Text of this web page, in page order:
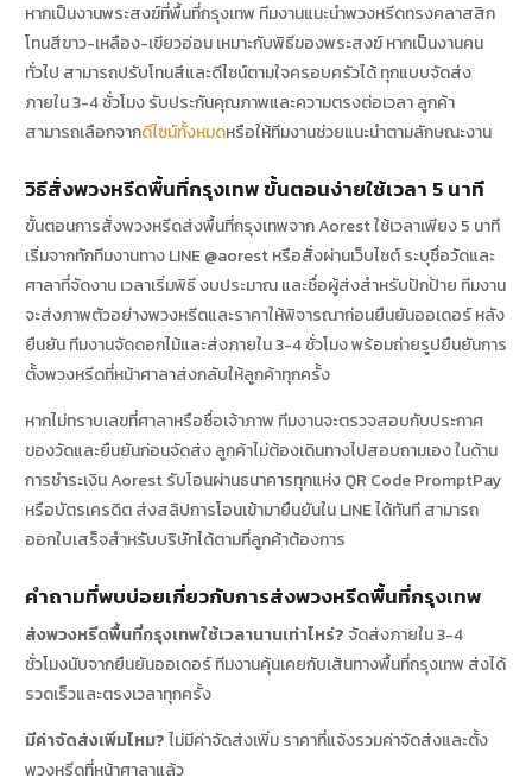
หากเป็นงานพระสงฆ์ที่พื้นที่กรุงเทพ ทีมงานแนะนำพวงหรีดทรงคลาสสิก
โทนสีขาว-เหลือง-เขียวอ่อน เหมาะกับพิธีของพระสงฆ์ หากเป็นงานคน
ทั่วไป สามารถปรับโทนสีและดีไซน์ตามใจครอบครัวได้ ทุกแบบจัดส่ง
ภายใน 3-4 ชั่วโมง รับประกันคุณภาพและความตรงต่อเวลา ลูกค้า
สามารถเลือกจากดีไซน์ทั้งหมดหรือให้ทีมงานช่วยแนะนำตามลักษณะงาน
วิธีสั่งพวงหรีดพื้นที่กรุงเทพ ขั้นตอนง่ายใช้เวลา 5 นาที
ขั้นตอนการสั่งพวงหรีดส่งพื้นที่กรุงเทพจาก Aorest ใช้เวลาเพียง 5 นาที
เริ่มจากทักทีมงานทาง LINE @aorest หรือสั่งผ่านเว็บไซต์ ระบุชื่อวัดและ
ศาลาที่จัดงาน เวลาเริ่มพิธี งบประมาณ และชื่อผู้ส่งสำหรับปักป้าย ทีมงาน
จะส่งภาพตัวอย่างพวงหรีดและราคาให้พิจารณาก่อนยืนยันออเดอร์ หลัง
ยืนยัน ทีมงานจัดดอกไม้และส่งภายใน 3-4 ชั่วโมง พร้อมถ่ายรูปยืนยันการ
ตั้งพวงหรีดที่หน้าศาลาส่งกลับให้ลูกค้าทุกครั้ง
หากไม่ทราบเลขที่ศาลาหรือชื่อเจ้าภาพ ทีมงานจะตรวจสอบกับประกาศ
ของวัดและยืนยันก่อนจัดส่ง ลูกค้าไม่ต้องเดินทางไปสอบถามเอง ในด้าน
การชำระเงิน Aorest รับโอนผ่านธนาคารทุกแห่ง QR Code PromptPay
หรือบัตรเครดิต ส่งสลิปการโอนเข้ามายืนยันใน LINE ได้ทันที สามารถ
ออกใบเสร็จสำหรับบริษัทได้ตามที่ลูกค้าต้องการ
คำถามที่พบบ่อยเกี่ยวกับการส่งพวงหรีดพื้นที่กรุงเทพ
ส่งพวงหรีดพื้นที่กรุงเทพใช้เวลานานเท่าไหร่? จัดส่งภายใน 3-4
ชั่วโมงนับจากยืนยันออเดอร์ ทีมงานคุ้นเคยกับเส้นทางพื้นที่กรุงเทพ ส่งได้
รวดเร็วและตรงเวลาทุกครั้ง
มีค่าจัดส่งเพิ่มไหม?ไม่มีค่าจัดส่งเพิ่ม ราคาที่แจ้งรวมค่าจัดส่งและตั้ง
พวงหรีดที่หน้าศาลาแล้ว